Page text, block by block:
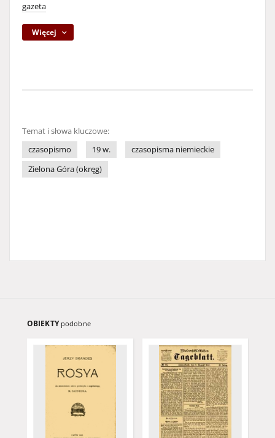
gazeta
Więcej
Temat i słowa kluczowe:
czasopismo
19 w.
czasopisma niemieckie
Zielona Góra (okręg)
OBIEKTY podobne